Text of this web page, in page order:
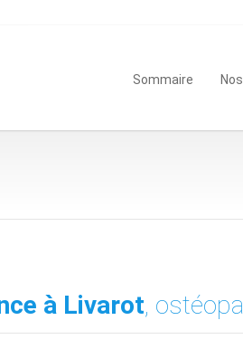
Sommaire
à Livarot,